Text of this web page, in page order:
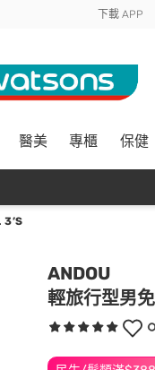
下載 APP
醫美 專櫃 保健
3’S
ANDOU
輕旅行型男